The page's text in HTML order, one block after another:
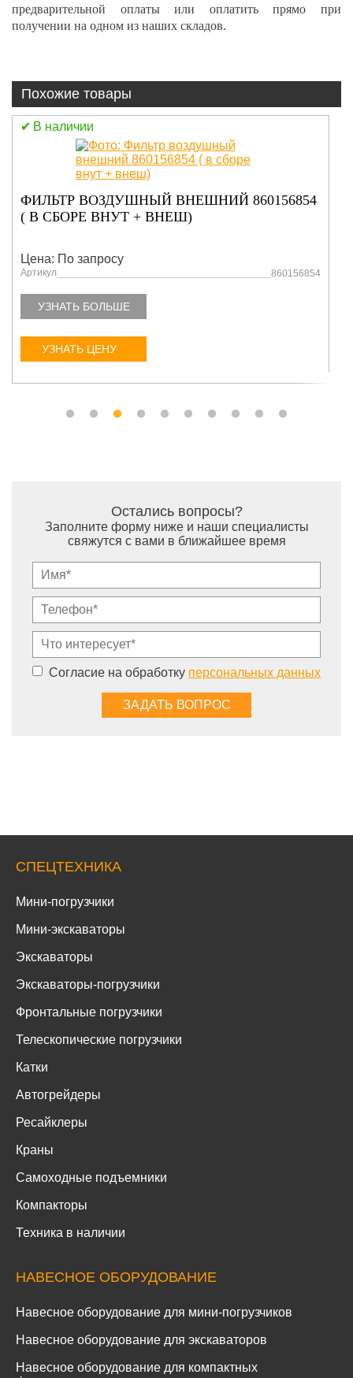
предварительной оплаты или оплатить прямо при
получении на одном из наших складов.
Похожие товары
860156854
ФИЛЬТР ГИДРАВЛИЧЕСКИЙ
ВСАСЫВАЮЩИЙ
Цена: По запросу
УЗНАТЬ БОЛЬШЕ
Остались вопросы?
Заполните форму ниже и наши специалисты
свяжутся с вами в ближайшее время
Согласие на обработку персональных данных
СПЕЦТЕХНИКА
Мини-погрузчики
Мини-экскаваторы
Экскаваторы
Экскаваторы-погрузчики
Фронтальные погрузчики
Телескопические погрузчики
Катки
Автогрейдеры
Ресайклеры
Краны
Самоходные подъемники
Компакторы
Техника в наличии
НАВЕСНОЕ ОБОРУДОВАНИЕ
Навесное оборудование для мини-погрузчиков
Навесное оборудование для экскаваторов
Навесное оборудование для компактных